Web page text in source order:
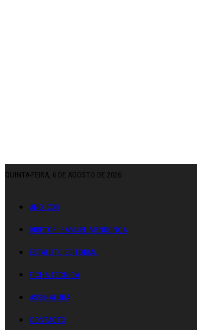
QUINTA-FEIRA, 6 DE AGOSTO DE 2026
ANO: CXII
DIRETOR: SAMUEL MENDONÇA
ESTATUTO EDITORIAL
FICHA TÉCNICA
ASSINATURA
CONTACTO